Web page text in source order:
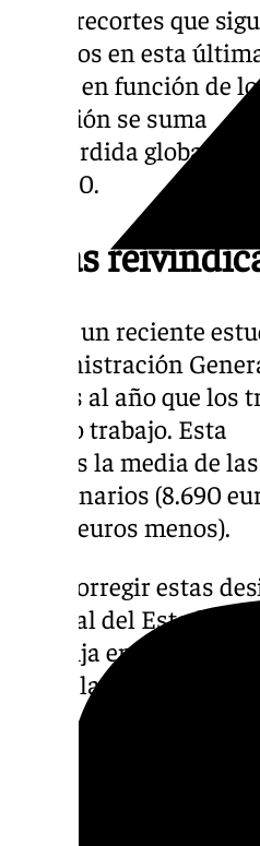
Estos recortes que
públicos en esta
gratis, en función de
situación se suma
a la pérdida global
de 2010.
Otras
Según un reciente
Administración
menos al año que
mismo trabajo. Esta
cifra es la media de
funcionarios (8.690
(7.380 euros menos).
Para corregir estas
General del Estado
CSIF fija en 1.487
lograr la igualdad